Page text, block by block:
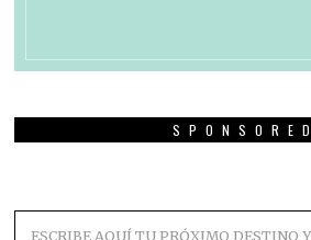
SPONSORED